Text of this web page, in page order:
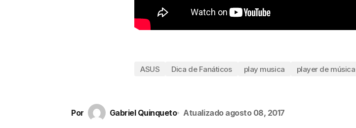
ASUS Dica de Fanáticos play musica player de
Por Gabriel Quinqueto Atualizado agosto 08, 2017